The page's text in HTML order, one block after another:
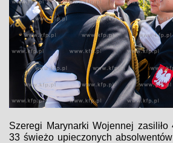
Szeregi Marynarki Wojennej zasiliło
33 świeżo upieczonych